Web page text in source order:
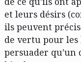
et leurs désirs
ils peuvent
de vertu pour les
persuader